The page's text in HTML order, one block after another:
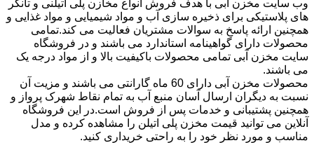
وب سایت مخزن آبی با هدف فروش انواع مخازن پلی اتیلنی و تانکر
های پلاستیکی برای ذخیره سازی آب و مواد شیمیایی و مواد غذایی و
همچنین ارائه پاسخ به سوالات مشتریان فعالیت می کند.تمامی
محصولات دارای گواهینامه استاندارد می باشند و در فروشگاه
سایت مخزن آبی تمامی محصولات باکیفیت بالا و از مواد درجه یک
می باشند.
محصولات مخزن آبی دارای 60 ماه گارانتی می باشند و مزیت آن
نسبت به دیگران ارسال آسان منبع آب به تمام نقاط شهرک پرواز و
همچنین پشتیبانی و خدمات پس از فروش است.در این فروشگاه
آنلاین می توانید قیمت مخزن پلی اتیلن را مشاهده کرده و مدل
مناسب و مورد نظر خود را به راحتی خریداری کنید.